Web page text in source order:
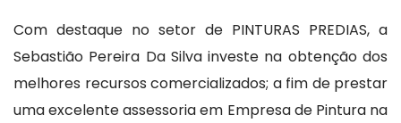
Com destaque no setor de PINTURAS PREDIAS, a
Sebastião Pereira Da Silva investe na obtenção dos
melhores recursos comercializados; a fim de prestar
uma excelente assessoria em Empresa de Pintura na